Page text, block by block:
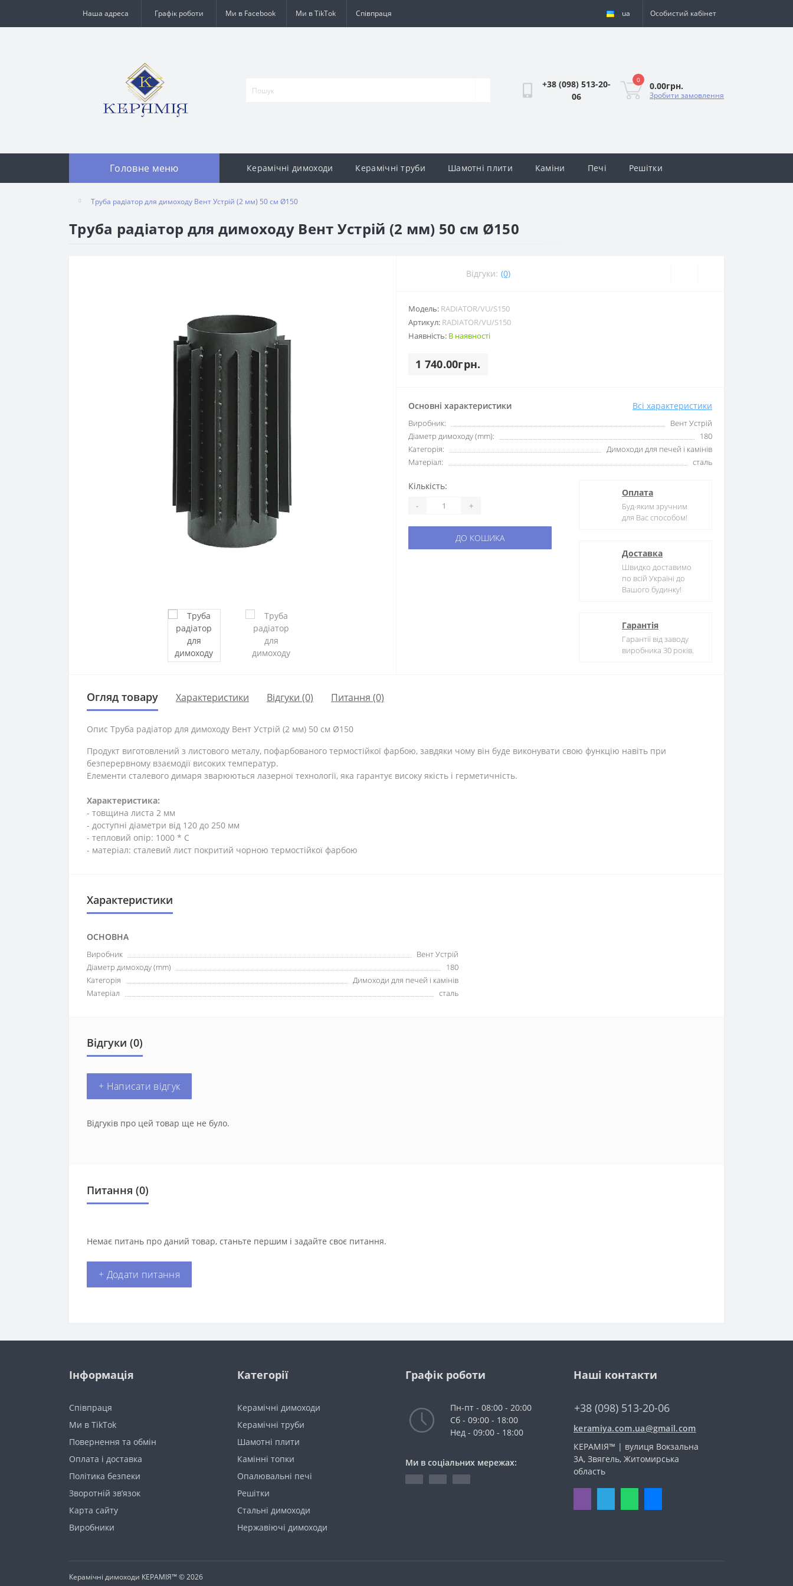
Наша адреса Графік роботи Ми в Facebook Ми в TikTok Cпівпраця ua Особистий кабінет
+38 (098) 513-20-
06
0
0.00грн.
Зробити замовлення
Головне меню Керамічні димоходи Керамічні труби Шамотні плити Каміни Печі Решітки
Труба радіатор для димоходу Вент Устрій (2 мм) 50 см Ø150
Труба радіатор для димоходу Вент Устрій (2 мм) 50 см Ø150
Відгуки: (0)
Модель: RADIATOR/VU/S150
Артикул: RADIATOR/VU/S150
Наявність: В наявності
1 740.00грн.
Основні характеристики Всі характеристики
Виробник:
Вент Устрій
Діаметр димоходу (mm):
180
Категорія:
Димоходи для печей і камінів
Матеріал:
сталь
Кількість:
- +
ДО КОШИКА
Оплата
Буд-яким зручним
для Вас способом!
Доставка
Швидко доставимо
по всій Україні до
Вашого будинку!
Гарантія
Гарантії від заводу
виробника 30 років.
Огляд товару Характеристики Відгуки (0) Питання (0)
Опис Труба радіатор для димоходу Вент Устрій (2 мм) 50 см Ø150
Продукт виготовлений з листового металу, пофарбованого термостійкої фарбою, завдяки чому він буде виконувати свою функцію навіть при
безперервному взаємодії високих температур.
Елементи сталевого димаря зварюються лазерної технології, яка гарантує високу якість і герметичність.
Характеристика:
- товщина листа 2 мм
- доступні діаметри від 120 до 250 мм
- тепловий опір: 1000 * C
- матеріал: сталевий лист покритий чорною термостійкої фарбою
Характеристики
ОСНОВНА
Виробник
Вент Устрій
Діаметр димоходу (mm)
180
Категорія
Димоходи для печей і камінів
Матеріал
сталь
Відгуки (0)
+ Написати відгук
Відгуків про цей товар ще не було.
Питання (0)
Немає питань про даний товар, станьте першим і задайте своє питання.
+ Додати питання
Інформація
Cпівпраця
Ми в TikTok
Повернення та обмін
Оплата і доставка
Політика безпеки
Зворотній зв’язок
Карта сайту
Виробники
Категорії
Керамічні димоходи
Керамічні труби
Шамотні плити
Камінні топки
Опалювальні печі
Решітки
Стальні димоходи
Нержавіючі димоходи
Графік роботи
Пн-пт - 08:00 - 20:00
Сб - 09:00 - 18:00
Нед - 09:00 - 18:00
Ми в соціальних мережах:
Наші контакти
+38 (098) 513-20-06
keramiya.com.ua@gmail.com
КЕРАМІЯ™ | вулиця Вокзальна
3А, Звягель, Житомирська
область
Керамічні димоходи КЕРАМІЯ™ © 2026